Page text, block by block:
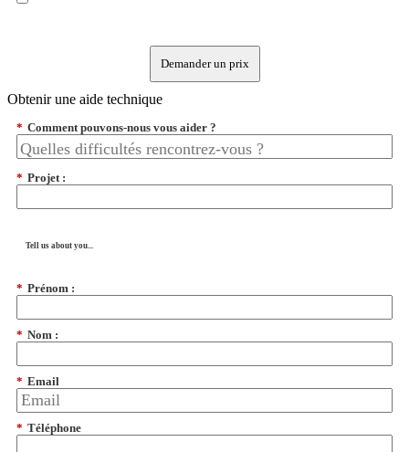
Demander un prix
Obtenir une aide technique
* Comment pouvons-nous vous aider ?
* Projet :
Tell us about you...
* Prénom :
* Nom :
* Email
* Téléphone